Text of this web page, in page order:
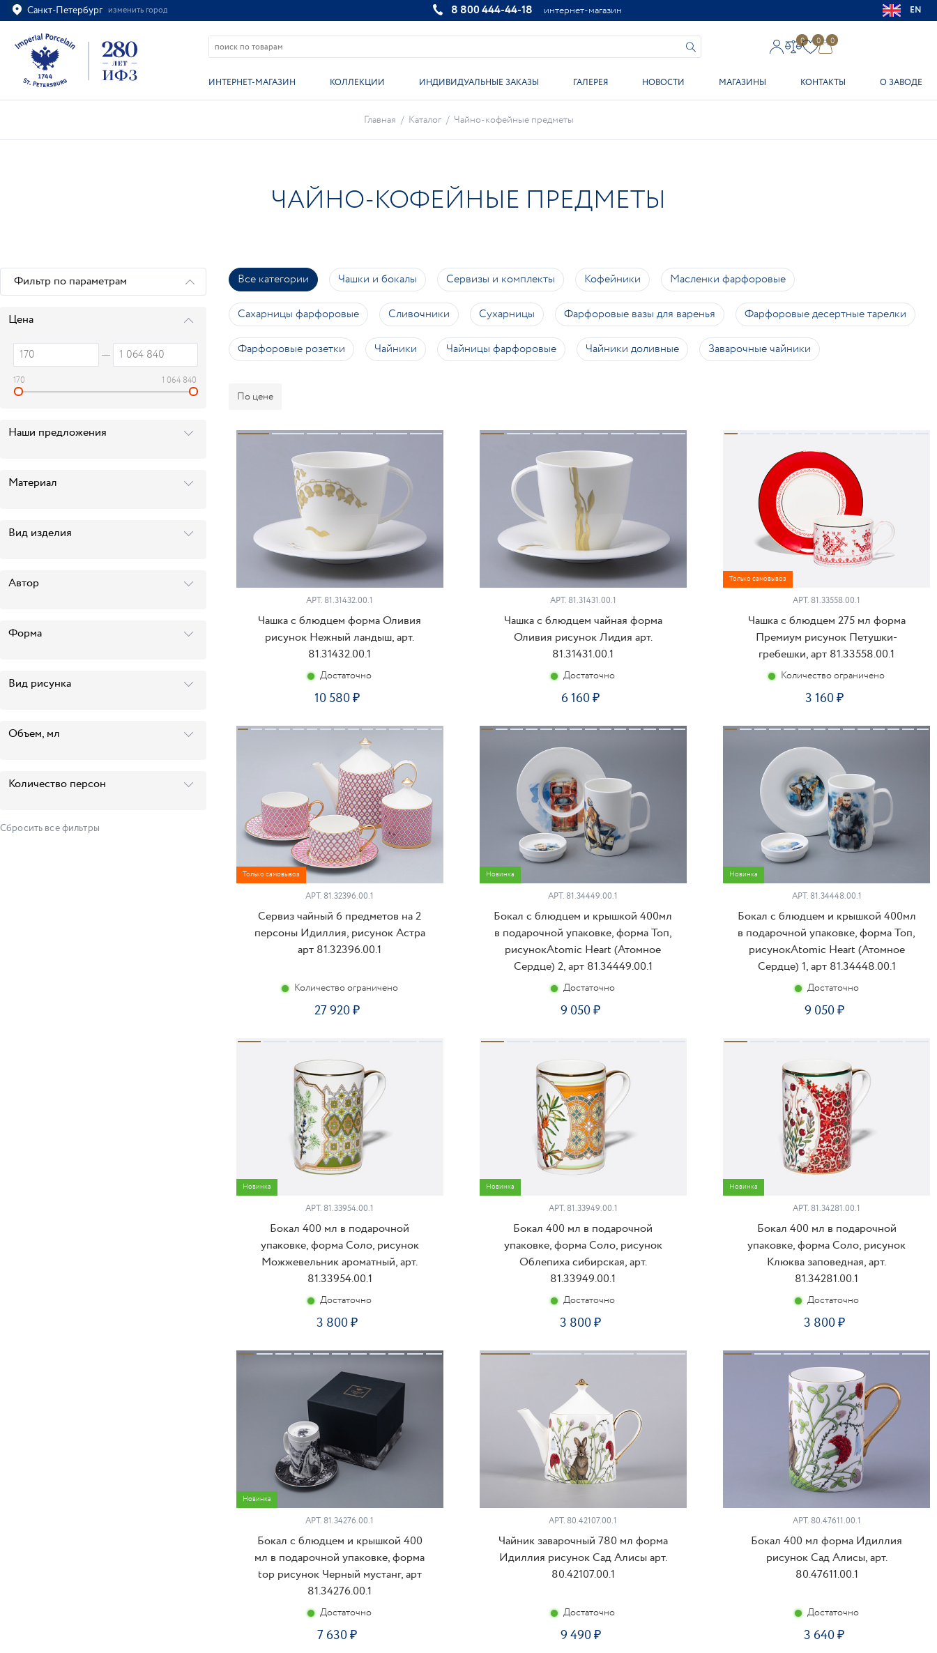
Санкт-Петербург изменить город
Ваш город Санкт-Петербург?
ВСЁ ВЕРНО ИЗМЕНИТЬ
8 800 444-44-18 интернет-магазин EN
0 0 0
ИНТЕРНЕТ-МАГАЗИН КОЛЛЕКЦИИ ИНДИВИДУАЛЬНЫЕ ЗАКАЗЫ ГАЛЕРЕЯ НОВОСТИ МАГАЗИНЫ КОНТАКТЫ О ЗАВОДЕ
Главная / Каталог / Чайно-кофейные предметы
ЧАЙНО-КОФЕЙНЫЕ ПРЕДМЕТЫ
Все категории Чашки и бокалы Сервизы и комплекты Кофейники Масленки фарфоровые
Сахарницы фарфоровые Сливочники Сухарницы Фарфоровые вазы для варенья Фарфоровые десертные тарелки
Фарфоровые розетки Чайники Чайницы фарфоровые Чайники доливные Заварочные чайники
По цене
АРТ. 81.31432.00.1
Чашка с блюдцем форма Оливия
рисунок Нежный ландыш, арт.
81.31432.00.1
Достаточно
10 580
КУПИТЬ
АРТ.81.31431.00.1
Чашка с блюдцем чайная форма
Оливия рисунок Лидия арт.
81.31431.00.1
Достаточно
6 160
Только самовывоз
АРТ. 81.33558.00.1
Чашка с блюдцем 275 мл форма
Премиум рисунок Петушки-
гребешки, арт 81.33558.00.1
Количество ограничено
3 160
Только самовывоз
АРТ. 81.32396.00.1
Сервиз чайный 6 предметов на 2
персоны Идиллия, рисунок Астра
арт 81.32396.00.1
Количество ограничено
27 920
Новинка
АРТ. 81.34449.00.1
Бокал с блюдцем и крышкой 400мл
в подарочной упаковке, форма Топ,
рисунокAtomic Heart (Атомное
Сердце) 2, арт 81.34449.00.1
Достаточно
9 050
Новинка
АРТ.81.34448.00.1
Бокал с блюдцем и крышкой 400мл
в подарочной упаковке, форма Топ,
рисунокAtomic Heart (Атомное
Сердце) 1, арт 81.34448.00.1
Достаточно
9 050
Новинка
АРТ. 81.33954.00.1
Бокал 400 мл в подарочной
упаковке, форма Соло, рисунок
Можжевельник ароматный, арт.
81.33954.00.1
Достаточно
3 800
Новинка
АРТ.81.33949.00.1
Бокал 400 мл в подарочной
упаковке, форма Соло, рисунок
Облепиха сибирская, арт.
81.33949.00.1
Достаточно
3 800
Новинка
АРТ. 81.34281.00.1
Бокал 400 мл в подарочной
упаковке, форма Соло, рисунок
Клюква заповедная, арт.
81.34281.00.1
Достаточно
3 800
Новинка
АРТ. 81.34276.00.1
Бокал с блюдцем и крышкой 400
мл в подарочной упаковке, форма
top рисунок Черный мустанг, арт
81.34276.00.1
Достаточно
7 630
АРТ. 80.42107.00.1
Чайник заварочный 780 мл форма
Идиллия рисунок Сад Алисы арт.
80.42107.00.1
Достаточно
9 490
АРТ.80.47611.00.1
Бокал 400 мл форма Идиллия
рисунок Сад Алисы, арт.
80.47611.00.1
Достаточно
3 640
Фильтр по параметрам
Цена
170 1 064 840
Наши предложения
Материал
Вид изделия
Автор
Форма
Вид рисунка
Объем, мл
Количество персон
Сбросить все фильтры